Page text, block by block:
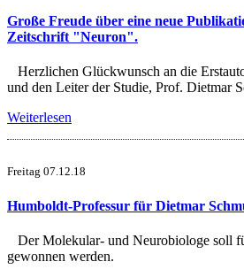
Große Freude über eine neue
Zeitschrift "Neuron".
Herzlichen Glückwunsch an die
und den Leiter der Studie, Prof. Dietmar
Weiterlesen
Freitag 07.12.18
Humboldt-Professur für Dietmar
Der Molekular- und Neurobiologe soll
gewonnen werden.